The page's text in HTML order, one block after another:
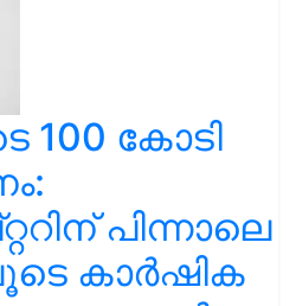
100 കോടി
പിന്നാലെ
കാർഷിക